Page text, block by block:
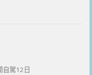
自駕12日